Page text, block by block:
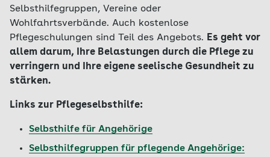
Selbsthilfegruppen, Vereine oder
Wohlfahrtsverbände. Auch kostenlose
Pflegeschulungen sind Teil des Angebots. Es geht vor
allem darum, Ihre Belastungen durch die Pflege zu
verringern und Ihre eigene seelische Gesundheit zu
stärken.
Links zur Pflegeselbsthilfe:
Selbsthilfe für Angehörige
Selbsthilfegruppen für pflegende Angehörige: